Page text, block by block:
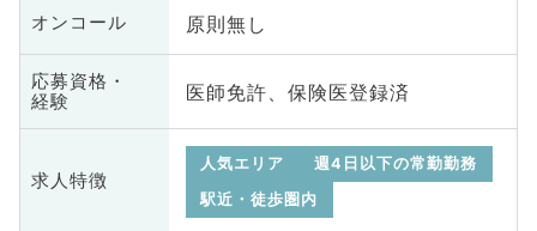
オンコール 原則無し
応募資格・
経験
医師免許、保険医登録済
求人特徴
人気エリア
週4日以下の常勤勤務
駅近・徒歩圏内